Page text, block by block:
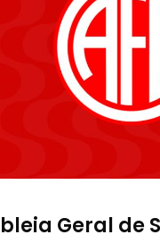
Geral de